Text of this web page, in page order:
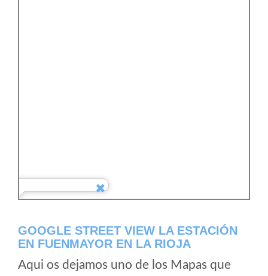
GOOGLE STREET VIEW LA ESTACIÓN
EN FUENMAYOR EN LA RIOJA
Aqui os dejamos uno de los Mapas que